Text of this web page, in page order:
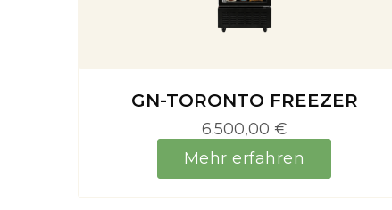
GN-TORONTO FREEZER
6.500,00 €
Mehr erfahren